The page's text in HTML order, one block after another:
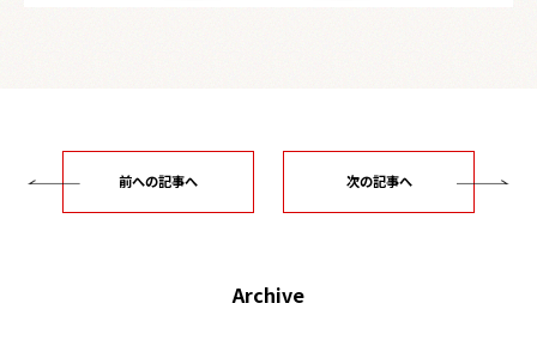
前への記事へ 次の記事へ
Archive